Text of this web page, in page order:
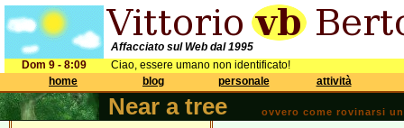
Affacciato sul Web dal 1995
Dom 9 - 8:09
Ciao, essere umano non identificato!
home
blog personale attività
Near a tree ovvero come rovinarsi